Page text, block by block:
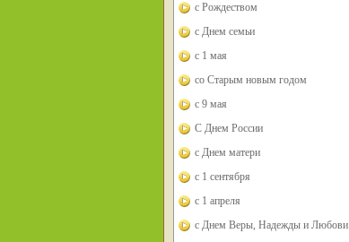
с Рождеством
с Днем семьи
с 1 мая
со Старым новым годом
с 9 мая
С Днем России
с Днем матери
с 1 сентября
с 1 апреля
с Днем Веры, Надежды и Любови